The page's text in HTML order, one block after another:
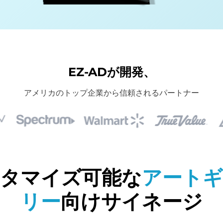
EZ-ADが開発、
アメリカのトップ企業から信頼されるパートナー
マイズ可能なアート
リー向けサイネージ